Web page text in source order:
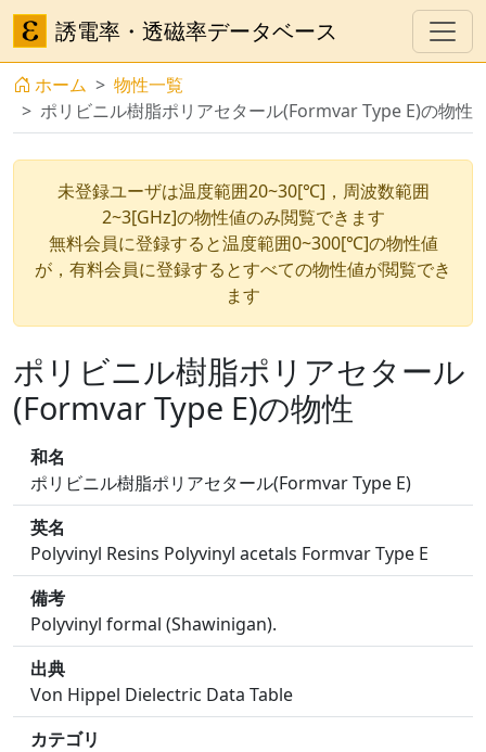
誘電率・透磁率データベース
ホーム
物性一覧
ポリビニル樹脂ポリアセタール(Formvar Type E)の物性
未登録ユーザは温度範囲20~30[℃]，周波数範囲
2~3[GHz]の物性値のみ閲覧できます
無料会員に登録すると温度範囲0~300[℃]の物性値
が，有料会員に登録するとすべての物性値が閲覧でき
ます
ポリビニル樹脂ポリアセタール
(Formvar Type E)の物性
和名
ポリビニル樹脂ポリアセタール(Formvar Type E)
英名
Polyvinyl Resins Polyvinyl acetals Formvar Type E
備考
Polyvinyl formal (Shawinigan).
出典
Von Hippel Dielectric Data Table
カテゴリ